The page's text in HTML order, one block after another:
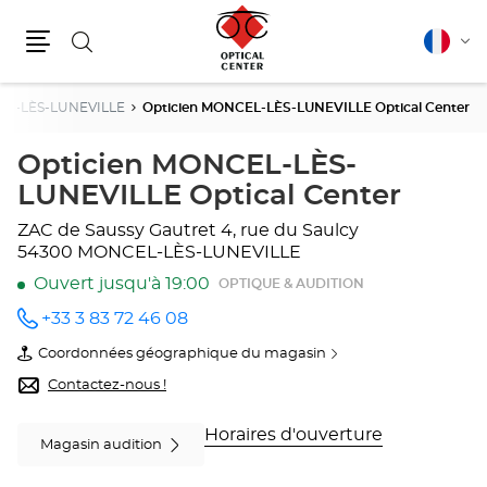
Rechercher Français
LÈS-LUNEVILLE Opticien MONCEL-LÈS-LUNEVILLE Optical Center
Opticien MONCEL-LÈS-
LUNEVILLE Optical Center
ZAC de Saussy Gautret 4, rue du Saulcy
54300 MONCEL-LÈS-LUNEVILLE
Ouvert jusqu'à 19:00
OPTIQUE & AUDITION
Appeler
le point
de vente
Opticien
MONCEL-
Optical
+33 3 83 72 46 08
Coordonnées géographique du magasin
du
point
de
MONCEL-
Contactez-nous !
Magasin audition
Horaires d'ouverture